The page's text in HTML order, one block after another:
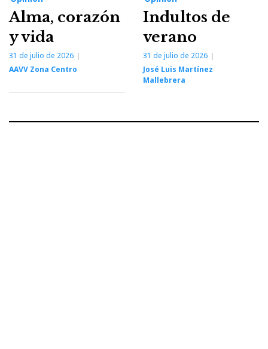
Alma, corazón
y vida
31 de julio de 2026
AAVV Zona Centro
Indultos de
verano
31 de julio de 2026
José Luis Martínez
Mallebrera